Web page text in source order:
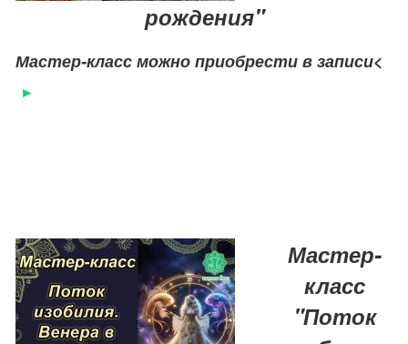
рождения"
Мастер-класс можно приобрести в записи<
Мастер-
класс
"Поток